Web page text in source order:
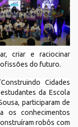
criar e raciocinar
do futuro.
Cidades
da Escola
participaram de
os conhecimentos
robôs com